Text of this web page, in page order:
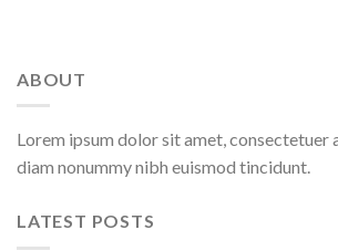
ABOUT
Lorem ipsum dolor sit amet, consectetuer
diam nonummy nibh euismod tincidunt.
LATEST POSTS